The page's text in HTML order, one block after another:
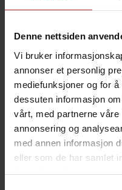
Denne nettsiden
Vi bruker
annonser et personlig
mediefunksjoner og for
dessuten informasjon
vårt, med partnerne våre
annonsering og
med annen informasjon
eller som de har samlet
Blues Hog Smokey
grill-/finishingsaus som
blandingen med
Hog Original med den
hickoryrøyk. Blues Hog
utmerket
storfekjøtt og kan
eksempel bakte bønner!